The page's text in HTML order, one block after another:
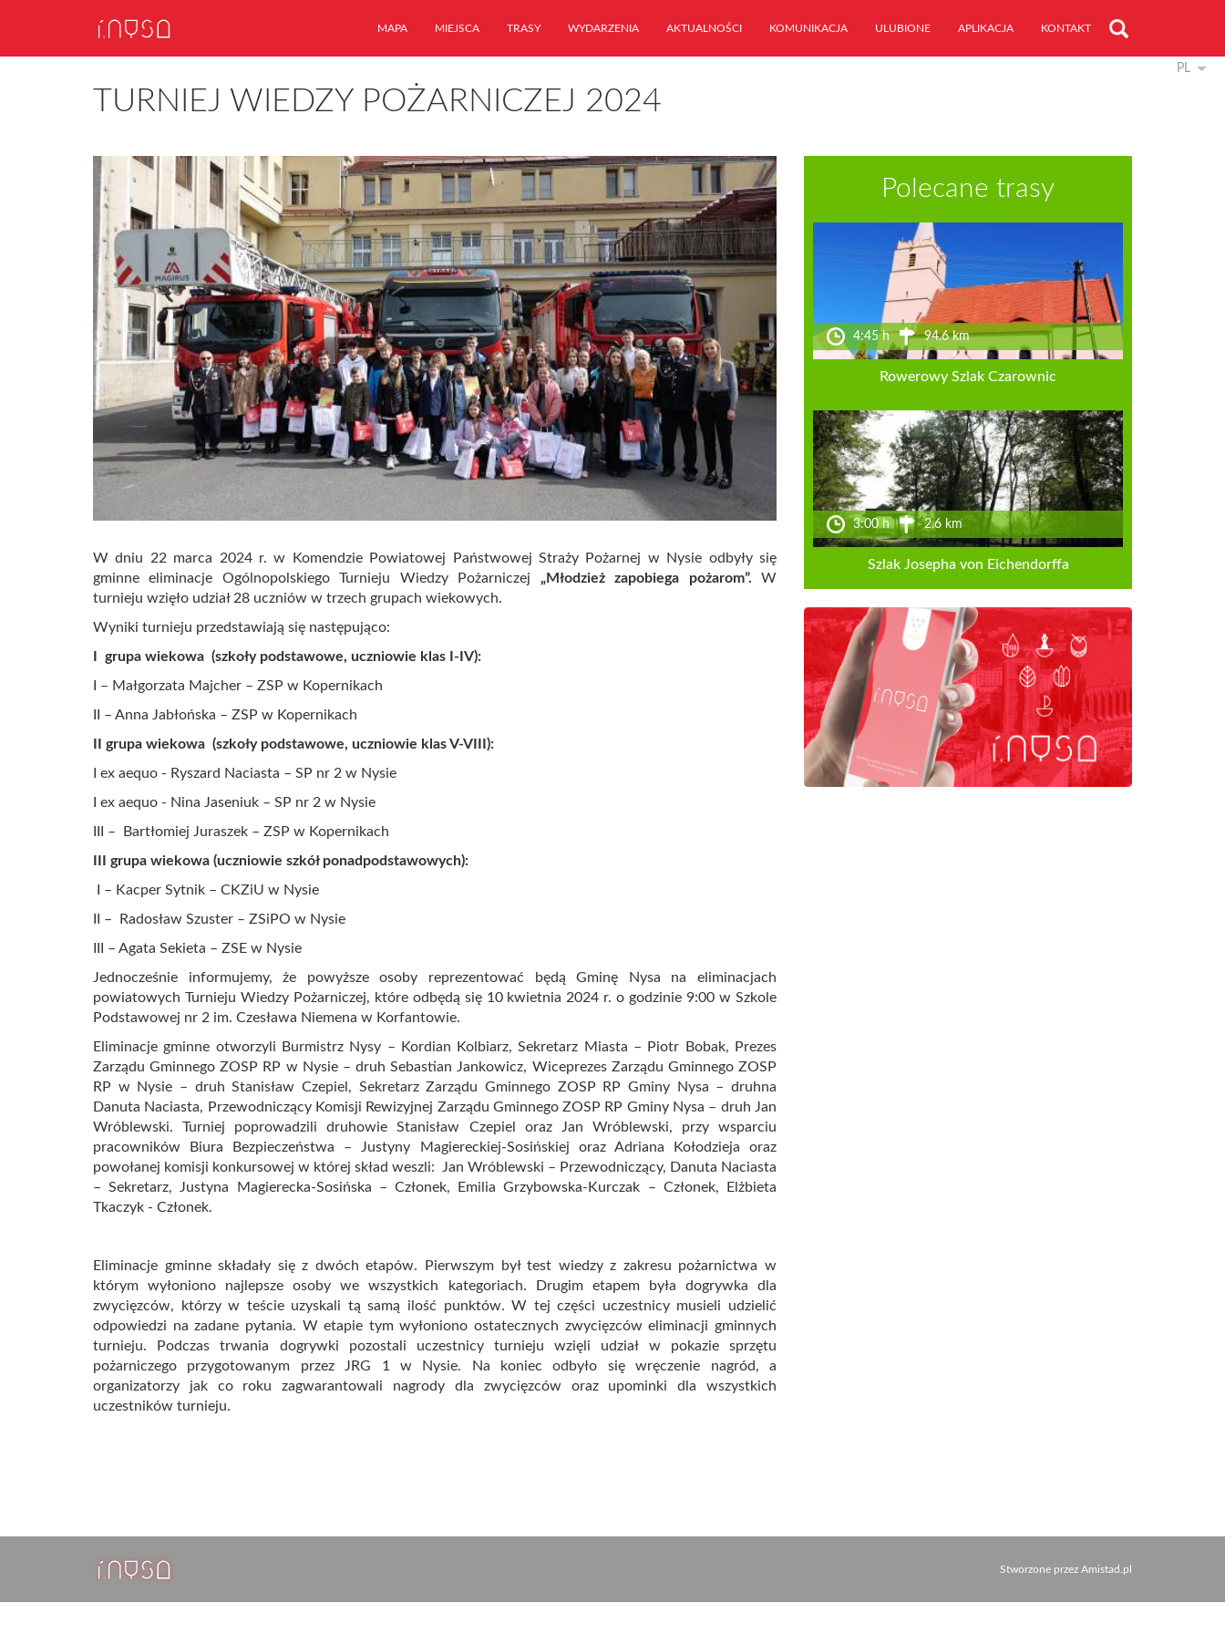
MAPA MIEJSCA TRASY WYDARZENIA AKTUALNOŚCI KOMUNIKACJA ULUBIONE APLIKACJA KONTAKT
PL
TURNIEJ WIEDZY POŻARNICZEJ 2024
W dniu 22 marca 2024 r. w Komendzie Powiatowej Państwowej Straży Pożarnej w Nysie odbyły się
gminne eliminacje Ogólnopolskiego Turnieju Wiedzy Pożarniczej „Młodzież zapobiega pożarom”. W
turnieju wzięło udział 28 uczniów w trzech grupach wiekowych.
Wyniki turnieju przedstawiają się następująco:
I grupa wiekowa (szkoły podstawowe, uczniowie klas I-IV):
I – Małgorzata Majcher – ZSP w Kopernikach
II – Anna Jabłońska – ZSP w Kopernikach
II grupa wiekowa (szkoły podstawowe, uczniowie klas V-VIII):
I ex aequo - Ryszard Naciasta – SP nr 2 w Nysie
I ex aequo - Nina Jaseniuk – SP nr 2 w Nysie
III – Bartłomiej Juraszek – ZSP w Kopernikach
III grupa wiekowa (uczniowie szkół ponadpodstawowych):
I – Kacper Sytnik – CKZiU w Nysie
II – Radosław Szuster – ZSiPO w Nysie
III – Agata Sekieta – ZSE w Nysie
Jednocześnie informujemy, że powyższe osoby reprezentować będą Gminę Nysa na eliminacjach
powiatowych Turnieju Wiedzy Pożarniczej, które odbędą się 10 kwietnia 2024 r. o godzinie 9:00 w Szkole
Podstawowej nr 2 im. Czesława Niemena w Korfantowie.
Eliminacje gminne otworzyli Burmistrz Nysy – Kordian Kolbiarz, Sekretarz Miasta – Piotr Bobak, Prezes
Zarządu Gminnego ZOSP RP w Nysie – druh Sebastian Jankowicz, Wiceprezes Zarządu Gminnego ZOSP
RP w Nysie – druh Stanisław Czepiel, Sekretarz Zarządu Gminnego ZOSP RP Gminy Nysa – druhna
Danuta Naciasta, Przewodniczący Komisji Rewizyjnej Zarządu Gminnego ZOSP RP Gminy Nysa – druh Jan
Wróblewski. Turniej poprowadzili druhowie Stanisław Czepiel oraz Jan Wróblewski, przy wsparciu
pracowników Biura Bezpieczeństwa – Justyny Magiereckiej-Sosińskiej oraz Adriana Kołodzieja oraz
powołanej komisji konkursowej w której skład weszli: Jan Wróblewski – Przewodniczący, Danuta Naciasta
– Sekretarz, Justyna Magierecka-Sosińska – Członek, Emilia Grzybowska-Kurczak – Członek, Elżbieta
Tkaczyk - Członek.
Eliminacje gminne składały się z dwóch etapów. Pierwszym był test wiedzy z zakresu pożarnictwa w
którym wyłoniono najlepsze osoby we wszystkich kategoriach. Drugim etapem była dogrywka dla
zwycięzców, którzy w teście uzyskali tą samą ilość punktów. W tej części uczestnicy musieli udzielić
odpowiedzi na zadane pytania. W etapie tym wyłoniono ostatecznych zwycięzców eliminacji gminnych
turnieju. Podczas trwania dogrywki pozostali uczestnicy turnieju wzięli udział w pokazie sprzętu
pożarniczego przygotowanym przez JRG 1 w Nysie. Na koniec odbyło się wręczenie nagród, a
organizatorzy jak co roku zagwarantowali nagrody dla zwycięzców oraz upominki dla wszystkich
uczestników turnieju.
Polecane trasy
4:45 h 94.6 km
Rowerowy Szlak Czarownic
3:00 h 2.6 km
Szlak Josepha von Eichendorffa
Stworzone przez Amistad.pl